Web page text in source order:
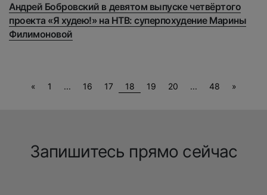
Андрей Бобровский в девятом выпуске четвёртого
проекта «Я худею!» на НТВ: суперпохудение Марины
Филимоновой
« Previous
1 ... 16 17 18 19 20 ... 48 »Next
Запишитесь прямо сейчас